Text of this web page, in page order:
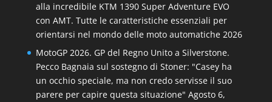
alla incredibile KTM 1390 Super Adventure EVO
con AMT. Tutte le caratteristiche essenziali per
orientarsi nel mondo delle moto automatiche 2026
MotoGP 2026. GP del Regno Unito a Silverstone.
Pecco Bagnaia sul sostegno di Stoner: "Casey ha
un occhio speciale, ma non credo servisse il suo
parere per capire questa situazione" Agosto 6,